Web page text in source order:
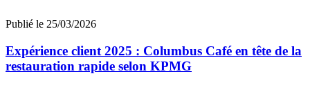
Publié le 25/03/2026
Expérience client 2025 : Columbus Café en tête de la
restauration rapide selon KPMG